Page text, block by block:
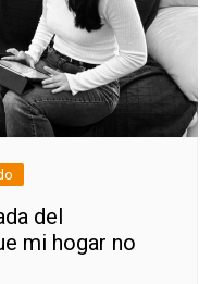
del
mi hogar no